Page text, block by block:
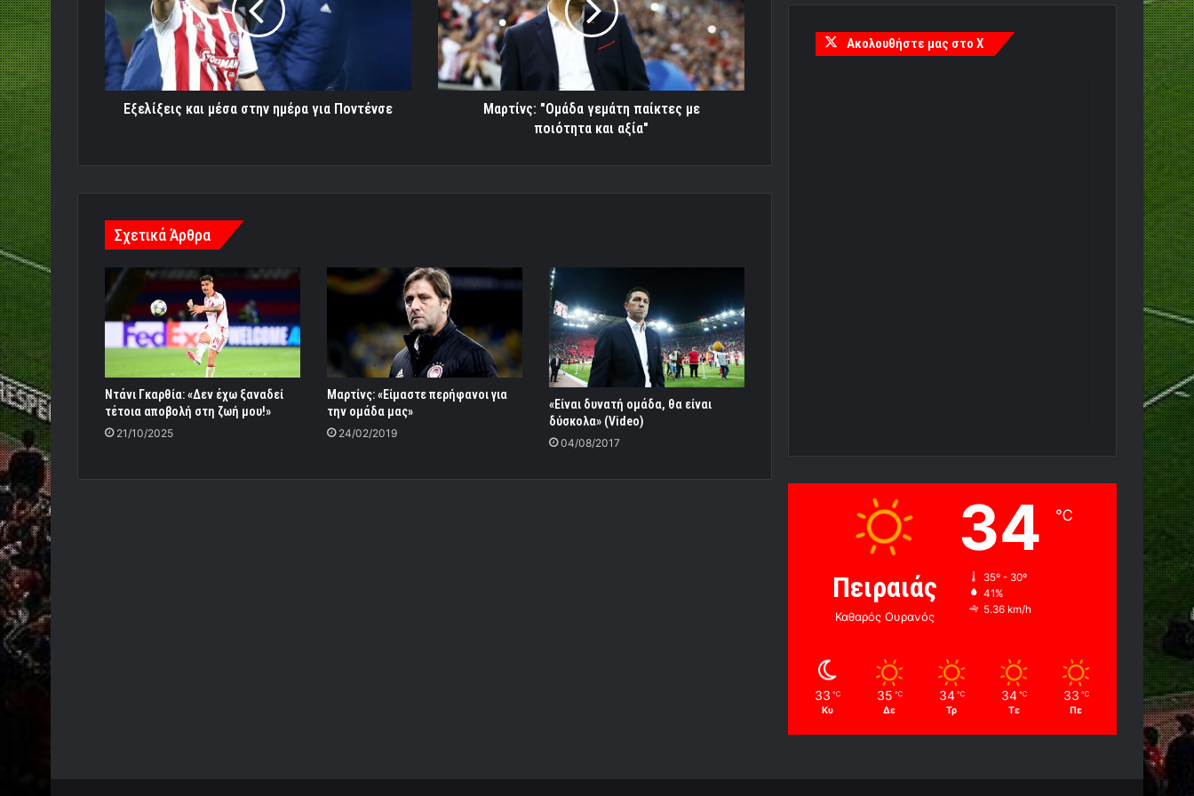
ημέρα
για
Ποντένσε
Εξελίξεις και μέσα στην ημέρα για Ποντένσε
με
ποιότητα
και
αξία"
Μαρτίνς: "Ομάδα γεμάτη παίκτες με
ποιότητα και αξία"
Σχετικά Άρθρα
Ντάνι Γκαρθία: «Δεν έχω ξαναδεί
τέτοια αποβολή στη ζωή μου!»
21/10/2025
Μαρτίνς: «Είμαστε περήφανοι για
την ομάδα μας»
24/02/2019
«Είναι δυνατή ομάδα, θα είναι
δύσκολα» (Video)
04/08/2017
Ακολουθήστε μας στο X
Πειραιάς
Καθαρός Ουρανός
34 ℃
35º - 30º
41%
5.36 km/h
33 ℃
Κυ
35 ℃
Δε
34 ℃
Τρ
34 ℃
Τε
33 ℃
Πε